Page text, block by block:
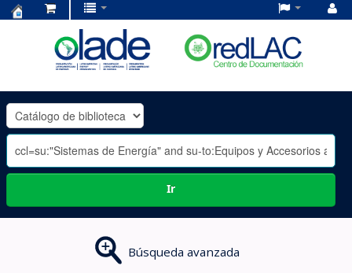
OLADE
-
Ir
Búsqueda avanzada